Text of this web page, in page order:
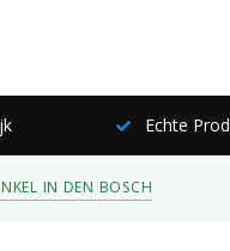
Echte
IN DEN BOSCH